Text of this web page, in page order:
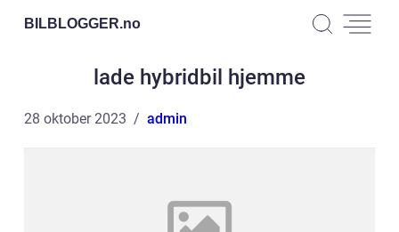
BILBLOGGER.no
lade hybridbil hjemme
28 oktober 2023 admin